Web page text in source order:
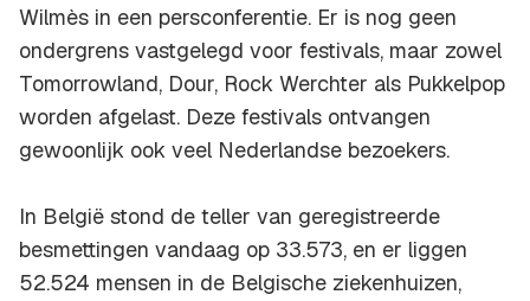
Wilmès in een persconferentie. Er is nog geen
ondergrens vastgelegd voor festivals, maar zowel
Tomorrowland, Dour, Rock Werchter als Pukkelpop
worden afgelast. Deze festivals ontvangen
gewoonlijk ook veel Nederlandse bezoekers.
In België stond de teller van geregistreerde
besmettingen vandaag op 33.573, en er liggen
52.524 mensen in de Belgische ziekenhuizen,